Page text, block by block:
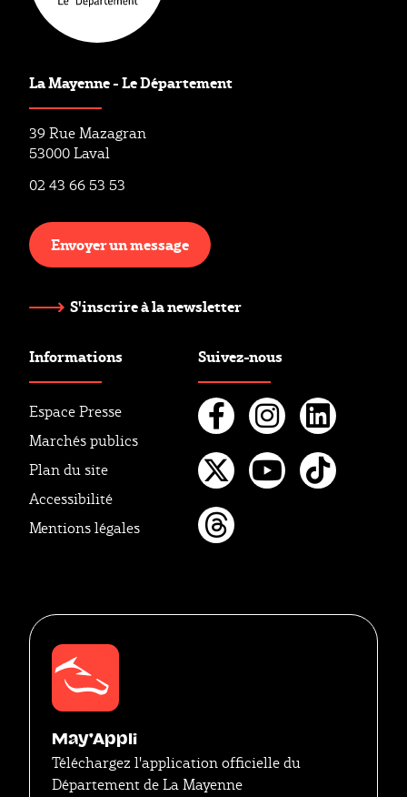
La Mayenne - Le Département
39 Rue Mazagran
53000 Laval
02 43 66 53 53
Envoyer un message
S'inscrire à la newsletter
Informations
Espace Presse
Marchés publics
Plan du site
Accessibilité
Mentions légales
Suivez-nous
Facebook
Twitter
May'Appli
Téléchargez l'application officielle du
Département de La Mayenne